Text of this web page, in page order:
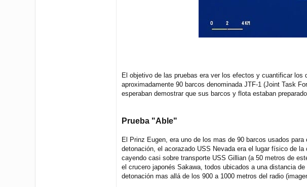
El objetivo de las pruebas era ver los efectos y cuantificar
aproximadamente 90 barcos denominada JTF-1 (Joint Task
esperaban demostrar que sus barcos y flota estaban
Prueba "Able"
El Prinz Eugen, era uno de los mas de 90 barcos usados
detonación, el acorazado USS Nevada era el lugar físico de
cayendo casi sobre transporte USS Gillian (a 50 metros de
el crucero japonés Sakawa, todos ubicados a una distancia
detonación mas allá de los 900 a 1000 metros del radio